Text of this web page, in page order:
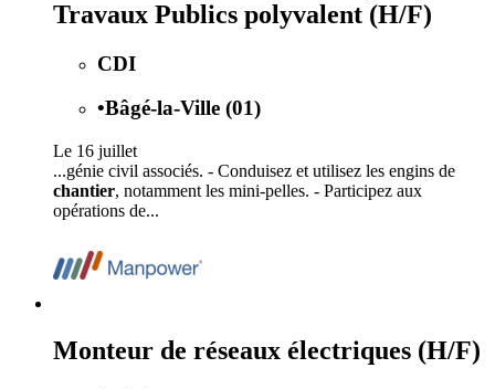
Travaux Publics polyvalent (H/F)
CDI
•Bâgé-la-Ville (01)
Le 16 juillet
...génie civil associés. - Conduisez et utilisez les engins de
chantier, notamment les mini-pelles. - Participez aux
opérations de...
Monteur de réseaux électriques (H/F)